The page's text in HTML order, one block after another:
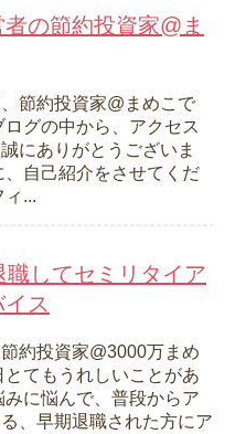
の節約投資家@ま
節約投資家@まめこで
グの中から、アクセス
にありがとうございま
、自己紹介をさせてくだ
ィ...
してセミリタイア
ス
約投資家@3000万まめ
とてもうれしいことがあ
みに悩んで、普段からア
、早期退職された方にア